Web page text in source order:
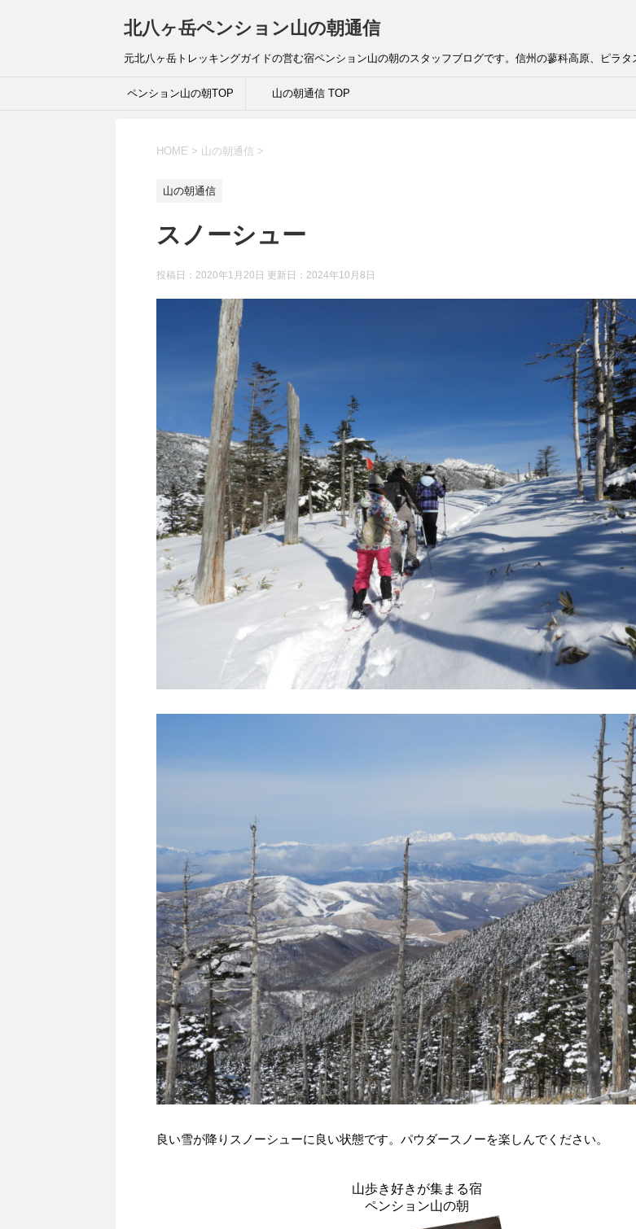
北八ヶ岳ペンション山の朝通信
元北八ヶ岳トレッキングガイドの営む宿ペンション山の朝のスタッフブログです。信州の蓼科高原、ピラ
ペンション山の朝TOP 山の朝通信 TOP
HOME > 山の朝通信 >
山の朝通信
スノーシュー
投稿日：2020年1月20日 更新日： 2024年10月8日
良い雪が降りスノーシューに良い状態です。パウダースノーを楽しんでください。
山歩き好きが集まる宿
ペンション山の朝